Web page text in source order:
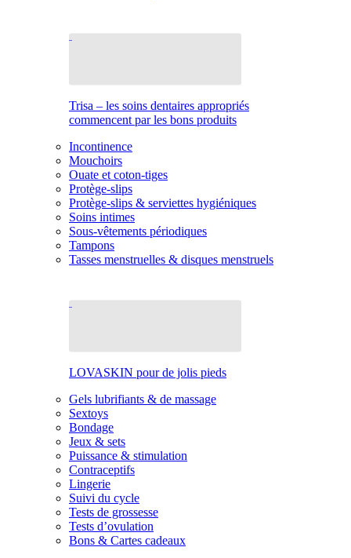
Trisa – les soins dentaires appropriés
commencent par les bons produits
Incontinence
Mouchoirs
Ouate et coton-tiges
Protège-slips
Protège-slips & serviettes hygiéniques
Soins intimes
Sous-vêtements périodiques
Tampons
Tasses menstruelles & disques menstruels
LOVASKIN pour de jolis pieds
Gels lubrifiants & de massage
Sextoys
Bondage
Jeux & sets
Puissance & stimulation
Contraceptifs
Lingerie
Suivi du cycle
Tests de grossesse
Tests d’ovulation
Bons & Cartes cadeaux